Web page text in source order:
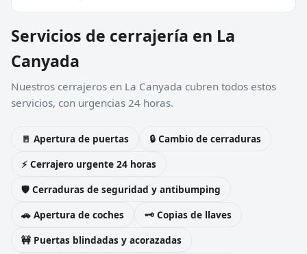
Servicios de cerrajería en La
Canyada
Nuestros cerrajeros en La Canyada cubren todos estos
servicios, con urgencias 24 horas.
🚪 Apertura de puertas
🔒 Cambio de cerraduras
⚡ Cerrajero urgente 24 horas
🛡️ Cerraduras de seguridad y antibumping
🚗 Apertura de coches
🗝️ Copias de llaves
🚧 Puertas blindadas y acorazadas